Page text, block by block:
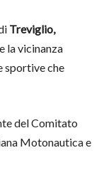
Treviglio,
la vicinanza
sportive che
del Comitato
Motonautica e